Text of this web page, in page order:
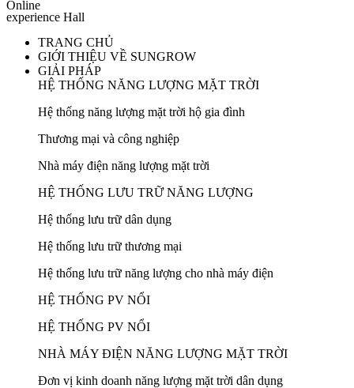
Online
experience Hall
TRANG CHỦ
GIỚI THIỆU VỀ SUNGROW
GIẢI PHÁP
HỆ THỐNG NĂNG LƯỢNG MẶT TRỜI
Hệ thống năng lượng mặt trời hộ gia đình
Thương mại và công nghiệp
Nhà máy điện năng lượng mặt trời
HỆ THỐNG LƯU TRỮ NĂNG LƯỢNG
Hệ thống lưu trữ dân dụng
Hệ thống lưu trữ thương mại
Hệ thống lưu trữ năng lượng cho nhà máy điện
HỆ THỐNG PV NỔI
HỆ THỐNG PV NỔI
NHÀ MÁY ĐIỆN NĂNG LƯỢNG MẶT TRỜI
Đơn vị kinh doanh năng lượng mặt trời dân dụng